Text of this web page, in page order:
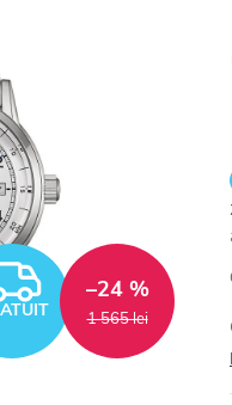
GRATUIT
1 565 lei
–24 %